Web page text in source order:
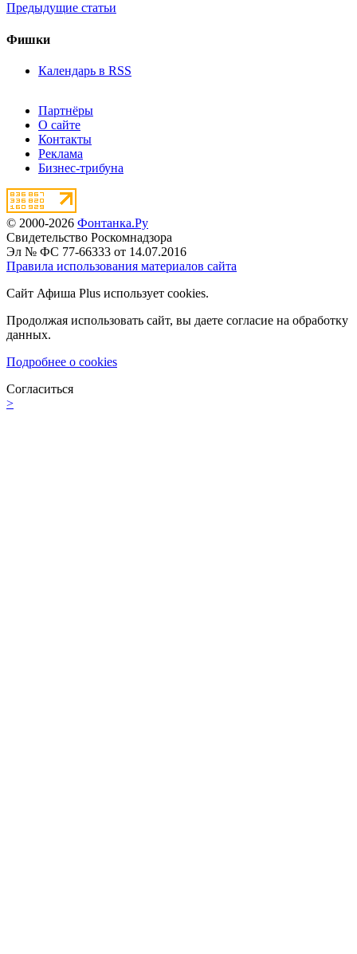
Предыдущие статьи
Фишки
Календарь в RSS
Партнёры
О сайте
Контакты
Реклама
Бизнес-трибуна
© 2000-2026 Фонтанка.Ру
Свидетельство Роскомнадзора
Эл № ФС 77-66333 от 14.07.2016
Правила использования материалов сайта
Сайт Афиша Plus использует cookies.
Продолжая использовать сайт, вы даете согласие на обработку
данных.
Подробнее о cookies
Согласиться
>